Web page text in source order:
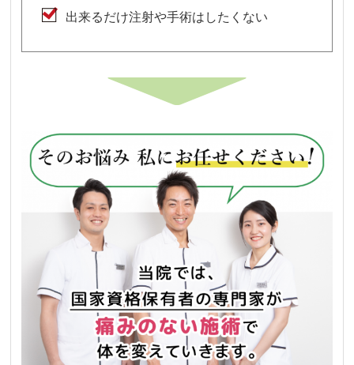
出来るだけ注射や手術はしたくない